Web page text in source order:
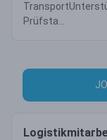
Prüfsta...